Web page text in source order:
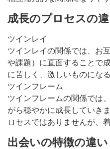
成長のプロセスの
ツインレイ
ツインレイの関係では、お
や課題）に直面することで
に苦しく、激しいものにな
ツインフレーム
ツインフレームの関係では
がら穏やかに成長していき
ロセスではありませんが、
出会いの特徴の違い